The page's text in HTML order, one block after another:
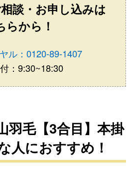
談・お申し込みは
らから！
ル：0120-89-1407
：9:30~18:30
羽毛【3合目】本掛
人におすすめ！